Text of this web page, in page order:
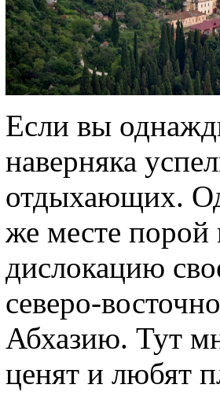
Если вы
наверняка
отдыхающих.
же месте порой
дислокацию
северо-
Абхазию. Тут
ценят и любят